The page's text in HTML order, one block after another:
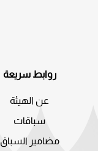
روابط سريعة
عن الهيئة
سباقات
مضامير السباق